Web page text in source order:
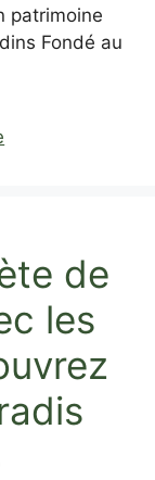
patrimoine
Fondé au
de
les